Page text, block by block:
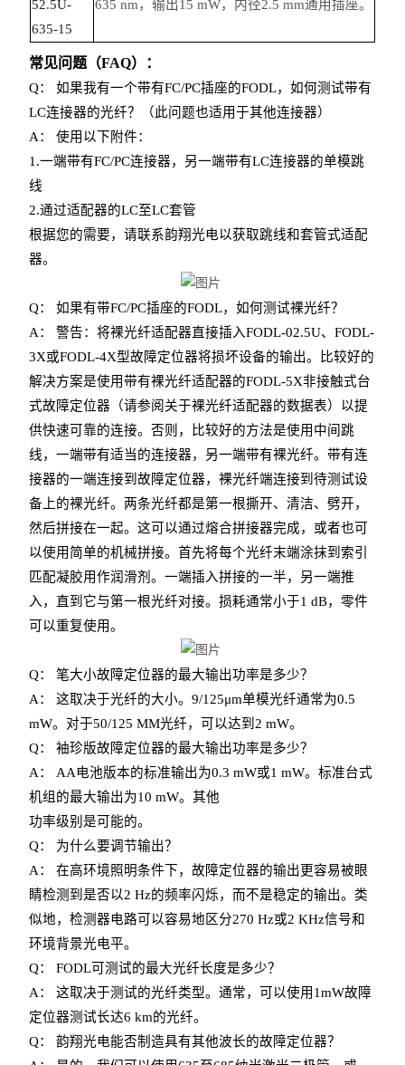
52.5U-
635-15
635 nm，输出15 mW，内径2.5 mm通用插座。
常见问题（FAQ）：
Q： 如果我有一个带有FC/PC插座的FODL，如何测试带有
LC连接器的光纤？（此问题也适用于其他连接器）
A： 使用以下附件：
1.一端带有FC/PC连接器，另一端带有LC连接器的单模跳
线
2.通过适配器的LC至LC套管
根据您的需要，请联系韵翔光电以获取跳线和套管式适配
器。
Q： 如果有带FC/PC插座的FODL，如何测试裸光纤？
A： 警告：将裸光纤适配器直接插入FODL-02.5U、FODL-
3X或FODL-4X型故障定位器将损坏设备的输出。比较好的
解决方案是使用带有裸光纤适配器的FODL-5X非接触式台
式故障定位器（请参阅关于裸光纤适配器的数据表）以提
供快速可靠的连接。否则，比较好的方法是使用中间跳
线，一端带有适当的连接器，另一端带有裸光纤。带有连
接器的一端连接到故障定位器，裸光纤端连接到待测试设
备上的裸光纤。两条光纤都是第一根撕开、清洁、劈开，
然后拼接在一起。这可以通过熔合拼接器完成，或者也可
以使用简单的机械拼接。首先将每个光纤末端涂抹到索引
匹配凝胶用作润滑剂。一端插入拼接的一半，另一端推
入，直到它与第一根光纤对接。损耗通常小于1 dB，零件
可以重复使用。
Q： 笔大小故障定位器的最大输出功率是多少？
A： 这取决于光纤的大小。9/125μm单模光纤通常为0.5
mW。对于50/125 MM光纤，可以达到2 mW。
Q： 袖珍版故障定位器的最大输出功率是多少？
A： AA电池版本的标准输出为0.3 mW或1 mW。标准台式
机组的最大输出为10 mW。其他
功率级别是可能的。
Q： 为什么要调节输出？
A： 在高环境照明条件下，故障定位器的输出更容易被眼
睛检测到是否以2 Hz的频率闪烁，而不是稳定的输出。类
似地，检测器电路可以容易地区分270 Hz或2 KHz信号和
环境背景光电平。
Q： FODL可测试的最大光纤长度是多少？
A： 这取决于测试的光纤类型。通常，可以使用1mW故障
定位器测试长达6 km的光纤。
Q： 韵翔光电能否制造具有其他波长的故障定位器？